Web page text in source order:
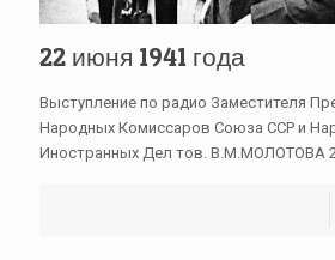
22 июня 1941 года
Выступление по радио Заместителя
Народных Комиссаров Союза ССР и
Иностранных Дел тов. В.М.МОЛОТОВА